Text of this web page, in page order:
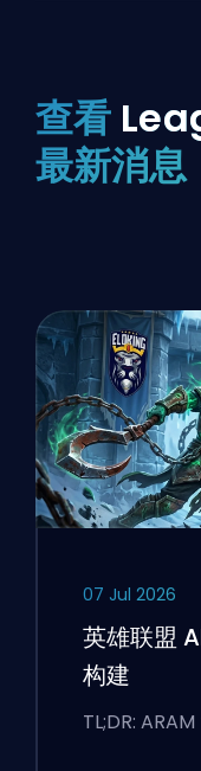
查看
最新消息
07 Jul 2026
英雄联盟
构建
TL;DR: